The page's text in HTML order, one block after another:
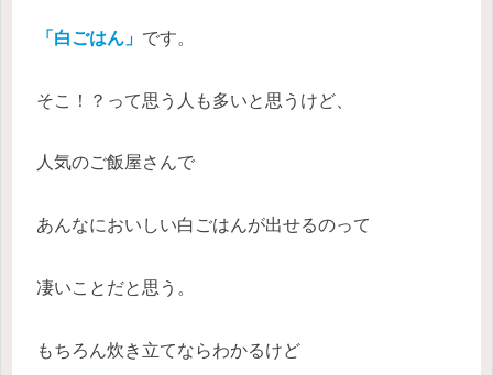
「白ごはん」 です。
そこ！？って思う人も多いと思うけど、
人気のご飯屋さんで
あんなにおいしい白ごはんが出せるのって
凄いことだと思う。
もちろん炊き立てならわかるけど